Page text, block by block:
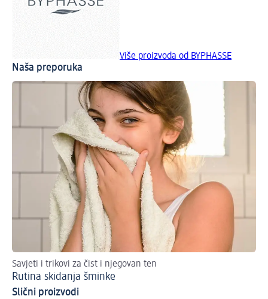
Više proizvoda od BYPHASSE
Naša preporuka
Savjeti i trikovi za čist i njegovan ten
Rutina skidanja šminke
Slični proizvodi